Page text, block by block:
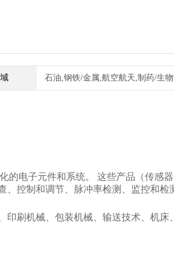
石油,钢铁/金属,航空航天,制药/生
的电子元件和系统。 这些产品（传感
控制和调节、脉冲率检测、监控和检
印刷机械、包装机械、输送技术、机床